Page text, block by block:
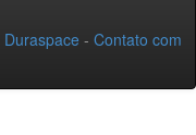
Duraspace - Contato com